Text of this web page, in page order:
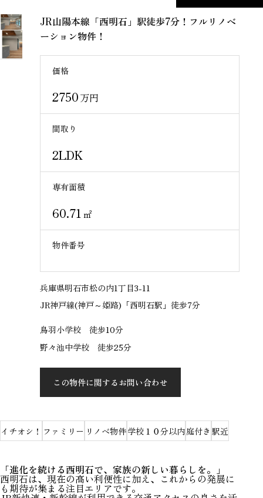
JR山陽本線「西明石」駅徒歩7分！フルリノベ
ーション物件！
価格
2750万円
間取り
2LDK
専有面積
60.71㎡
物件番号
兵庫県明石市松の内1丁目3-11
JR神戸線(神戸～姫路)「西明石駅」徒歩7分
鳥羽小学校 徒歩10分
野々池中学校 徒歩25分
この物件に関するお問い合わせ
イチオシ！ ファミリー リノベ物件学校１０分以内庭付き 駅近
「進化を続ける西明石で、家族の新しい暮らしを。」
西明石は、現在の高い利便性に加え、これからの発展に
も期待が集まる注目エリアです。